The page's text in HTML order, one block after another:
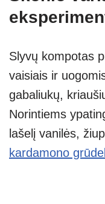
Slyvų kompotas
vaisiais ir
gabaliukų,
Norintiems
lašelį vanilės,
kardamono